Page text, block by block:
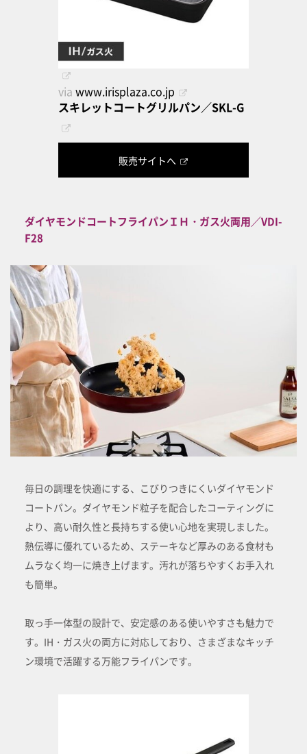
via www.irisplaza.co.jp
スキレットコートグリルパン／SKL-G
販売サイトへ
ダイヤモンドコートフライパンＩＨ・ガス火両用／VDI-
F28
毎日の調理を快適にする、こびりつきにくいダイヤモンド
コートパン。ダイヤモンド粒子を配合したコーティングに
より、高い耐久性と長持ちする使い心地を実現しました。
熱伝導に優れているため、ステーキなど厚みのある食材も
ムラなく均一に焼き上げます。汚れが落ちやすくお手入れ
も簡単。
取っ手一体型の設計で、安定感のある使いやすさも魅力で
す。IH・ガス火の両方に対応しており、さまざまなキッチ
ン環境で活躍する万能フライパンです。